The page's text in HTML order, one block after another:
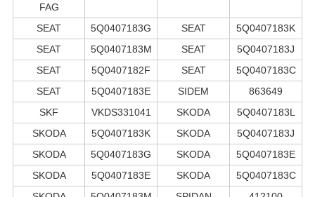
FAG
SEAT 5Q0407183G SEAT
5Q0407183K
SEAT
5Q0407183M SEAT
5Q0407183J
SEAT
5Q0407182F SEAT
5Q0407183C
SEAT
5Q0407183E SIDEM
863649
SKF
VKDS331041 SKODA
5Q0407183L
SKODA
5Q0407183K SKODA
5Q0407183J
SKODA
5Q0407183G SKODA
5Q0407183E
SKODA
5Q0407183E SKODA
5Q0407183C